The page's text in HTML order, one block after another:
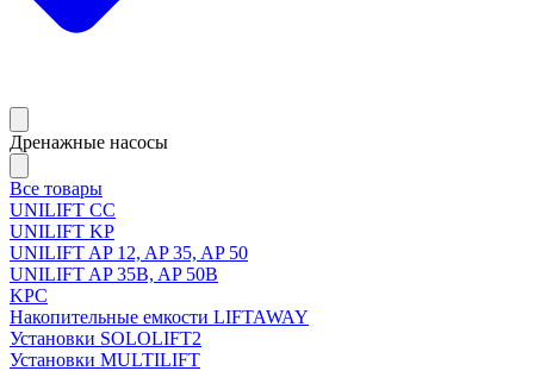
Дренажные насосы
Все товары
UNILIFT CC
UNILIFT KP
UNILIFT AP 12, AP 35, AP 50
UNILIFT AP 35B, AP 50B
KPC
Накопительные емкости LIFTAWAY
Установки SOLOLIFT2
Установки MULTILIFT